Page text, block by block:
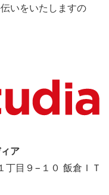
いをいたしますの
ア
丁目９−１０ 飯倉ＩＴ